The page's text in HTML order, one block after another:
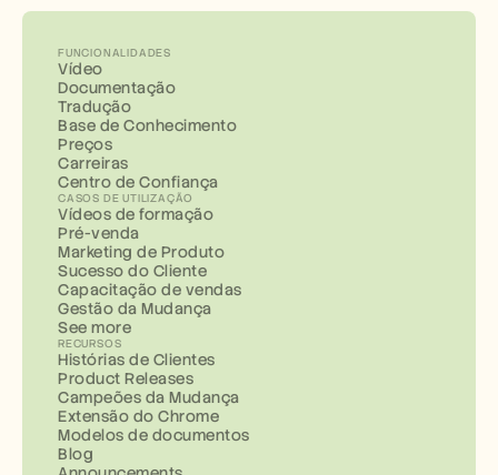
FUNCIONALIDADES
Vídeo
Documentação
Tradução
Base de Conhecimento
Preços
Carreiras
Centro de Confiança
CASOS DE UTILIZAÇÃO
Vídeos de formação
Pré-venda
Marketing de Produto
Sucesso do Cliente
Capacitação de vendas
Gestão da Mudança
See more
RECURSOS
Histórias de Clientes
Product Releases
Campeões da Mudança
Extensão do Chrome
Modelos de documentos
Blog